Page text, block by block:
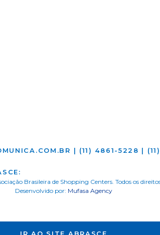
| (11) 4861-5228 |
Brasileira de Shopping Centers. Todos os
Desenvolvido por: Mufasa Agency